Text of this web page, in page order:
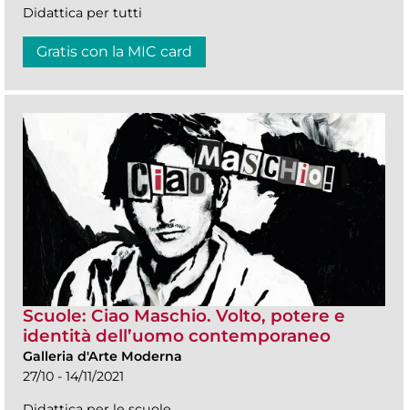
Didattica per tutti
Gratis con la MIC card
Scuole: Ciao Maschio. Volto, potere e
identità dell’uomo contemporaneo
Galleria d'Arte Moderna
27/10 - 14/11/2021